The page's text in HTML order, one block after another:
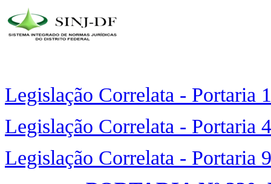
Legislação Correlata - Portaria
Legislação Correlata - Portaria
Legislação Correlata - Portaria